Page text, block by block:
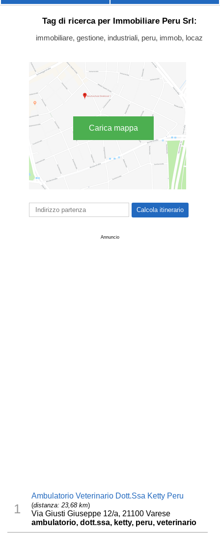
Tag di ricerca per Immobiliare Peru Srl:
immobiliare, gestione, industriali, peru, immob, locaz
Carica mappa
Annuncio
1
Ambulatorio Veterinario Dott.Ssa Ketty Peru
(distanza: 23,68 km)
Via Giusti Giuseppe 12/a, 21100 Varese
ambulatorio, dott.ssa, ketty, peru, veterinario